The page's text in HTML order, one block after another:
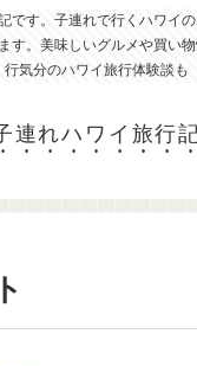
です。子連れで行くハワイ
す。美味しいグルメや買い
行気分のハワイ旅行体験談も
連れハワイ旅行